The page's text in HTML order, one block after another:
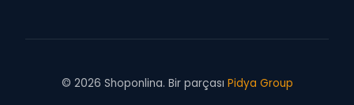
© 2026 Shoponlina. Bir parçası Pidya Group